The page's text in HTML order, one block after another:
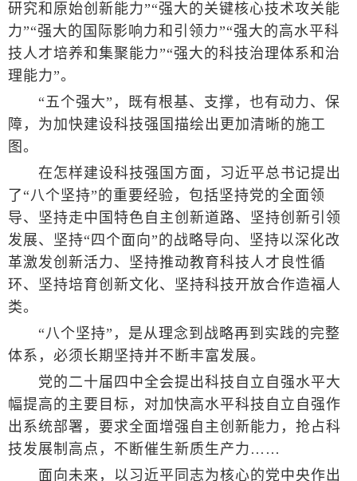
研究和原始创新能力”“强大的关键核心技术攻关能
力”“强大的国际影响力和引领力”“强大的高水平科
技人才培养和集聚能力”“强大的科技治理体系和治
理能力”。
“五个强大”，既有根基、支撑，也有动力、保
障，为加快建设科技强国描绘出更加清晰的施工
图。
在怎样建设科技强国方面，习近平总书记提出
了“八个坚持”的重要经验，包括坚持党的全面领
导、坚持走中国特色自主创新道路、坚持创新引领
发展、坚持“四个面向”的战略导向、坚持以深化改
革激发创新活力、坚持推动教育科技人才良性循
环、坚持培育创新文化、坚持科技开放合作造福人
类。
“八个坚持”，是从理念到战略再到实践的完整
体系，必须长期坚持并不断丰富发展。
党的二十届四中全会提出科技自立自强水平大
幅提高的主要目标，对加快高水平科技自立自强作
出系统部署，要求全面增强自主创新能力，抢占科
技发展制高点，不断催生新质生产力……
面向未来，以习近平同志为核心的党中央作出